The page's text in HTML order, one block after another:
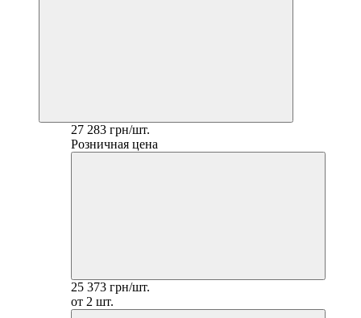
27 283 грн/шт.
Розничная цена
25 373 грн/шт.
от 2 шт.